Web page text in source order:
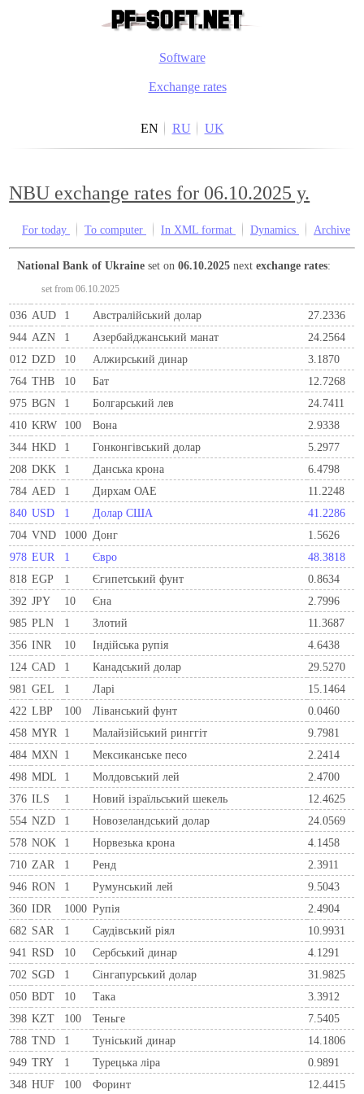
Software
Exchange rates
EN RU UK
NBU exchange rates for 06.10.2025 y.
For today To computer In XML format Dynamics Archive
National Bank of Ukraine set on06.10.2025 nextexchange rates:
set from 06.10.2025
036 AUD 1 Австралійський долар
27.2336
944 AZN 1 Азербайджанський манат
24.2564
012 DZD 10 Алжирський динар
3.1870
764 THB 10 Бат
12.7268
975 BGN 1 Болгарський лев
24.7411
410 KRW 100 Вона
2.9338
344 HKD 1 Гонконгівський долар
5.2977
208 DKK 1 Данська крона
6.4798
784 AED 1 Дирхам ОАЕ
11.2248
840 USD 1 Долар США
41.2286
704 VND 1000 Донг
1.5626
978 EUR 1 Євро
48.3818
818 EGP 1 Єгипетський фунт
0.8634
392 JPY 10 Єна
2.7996
985 PLN 1 Злотий
11.3687
356 INR 10 Індійська рупія
4.6438
124 CAD 1 Канадський долар
29.5270
981 GEL 1 Ларi
15.1464
422 LBP 100 Ліванський фунт
0.0460
458 MYR 1 Малайзійський ринггіт
9.7981
484 MXN 1 Мексиканське песо
2.2414
498 MDL 1 Молдовський лей
2.4700
376 ILS 1 Новий ізраїльський шекель
12.4625
554 NZD 1 Новозеландський долар
24.0569
578 NOK 1 Норвезька крона
4.1458
710 ZAR 1 Ренд
2.3911
946 RON 1 Румунський лей
9.5043
360 IDR 1000 Рупія
2.4904
682 SAR 1 Саудівський ріял
10.9931
941 RSD 10 Сербський динар
4.1291
702 SGD 1 Сінгапурський долар
31.9825
050 BDT 10 Така
3.3912
398 KZT 100 Теньге
7.5405
788 TND 1 Туніський динар
14.1806
949 TRY 1 Турецька ліра
0.9891
348 HUF 100 Форинт 12.4415